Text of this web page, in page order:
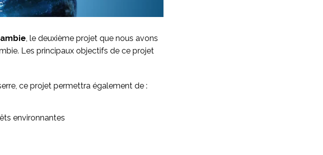
, le deuxième projet que nous avons
Les principaux objectifs de ce projet
ce projet permettra également de :
environnantes